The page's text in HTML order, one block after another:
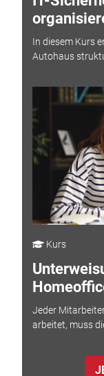
In diesem Kurs
Autohaus
Kurs
Jeder
arbeitet, muss